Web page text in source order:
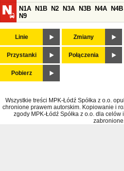
N1A
N1B N2 N3A N3B N4A N4B
N9
Linie Zmiany
Przystanki Połączenia
Pobierz
Wszystkie treści MPK-Łódź Spółka z o.o.
chronione prawem autorskim. Kopiowanie i
zgody MPK-Łódź Spółka z o.o. dla celów